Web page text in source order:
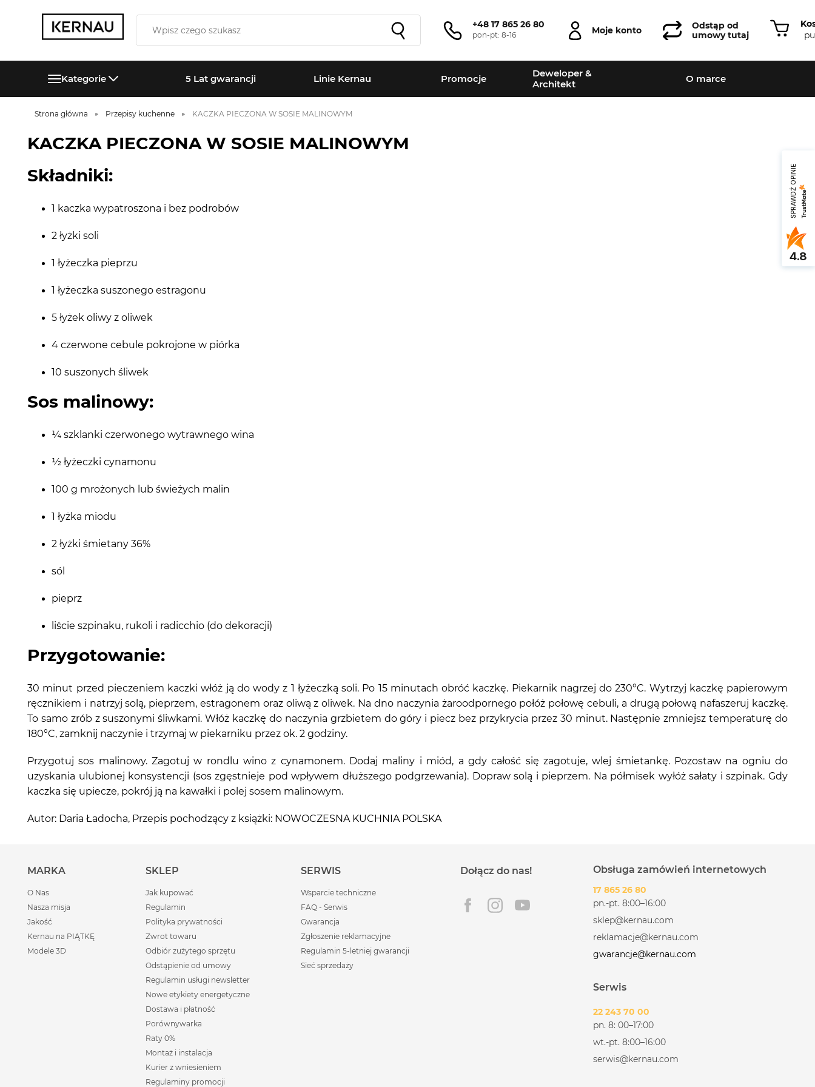
+48 17 865 26 80
pon-pt: 8-16 Moje konto
Odstąp od
umowy tutaj
Kategorie 5 Lat gwarancji Linie Kernau Promocje
Deweloper &
Architekt
O marce
Strona główna Przepisy kuchenne KACZKA PIECZONA W SOSIE MALINOWYM
KACZKA PIECZONA W SOSIE MALINOWYM
Składniki:
1 kaczka wypatroszona i bez podrobów
2 łyżki soli
1 łyżeczka pieprzu
1 łyżeczka suszonego estragonu
5 łyżek oliwy z oliwek
4 czerwone cebule pokrojone w piórka
10 suszonych śliwek
Sos malinowy:
¼ szklanki czerwonego wytrawnego wina
½ łyżeczki cynamonu
100 g mrożonych lub świeżych malin
1 łyżka miodu
2 łyżki śmietany 36%
sól
pieprz
liście szpinaku, rukoli i radicchio (do dekoracji)
Przygotowanie:
30 minut przed pieczeniem kaczki włóż ją do wody z 1 łyżeczką soli. Po 15 minutach obróć kaczkę. Piekarnik nagrzej do 230°C. Wytrzyj kaczkę papierowym
ręcznikiem i natrzyj solą, pieprzem, estragonem oraz oliwą z oliwek. Na dno naczynia żaroodpornego połóż połowę cebuli, a drugą połową nafaszeruj kaczkę.
To samo zrób z suszonymi śliwkami. Włóż kaczkę do naczynia grzbietem do góry i piecz bez przykrycia przez 30 minut. Następnie zmniejsz temperaturę do
180°C, zamknij naczynie i trzymaj w piekarniku przez ok. 2 godziny.
Przygotuj sos malinowy. Zagotuj w rondlu wino z cynamonem. Dodaj maliny i miód, a gdy całość się zagotuje, wlej śmietankę. Pozostaw na ogniu do
uzyskania ulubionej konsystencji (sos zgęstnieje pod wpływem dłuższego podgrzewania). Dopraw solą i pieprzem. Na półmisek wyłóż sałaty i szpinak. Gdy
kaczka się upiecze, pokrój ją na kawałki i polej sosem malinowym.
Autor: Daria Ładocha, Przepis pochodzący z książki: NOWOCZESNA KUCHNIA POLSKA
MARKA
O Nas
Nasza misja
Jakość
Kernau na PIĄTKĘ
Modele 3D
SKLEP
Jak kupować
Regulamin
Polityka prywatności
Zwrot towaru
Odbiór zużytego sprzętu
Odstąpienie od umowy
Regulamin usługi newsletter
Nowe etykiety energetyczne
Dostawa i płatność
Porównywarka
Raty 0%
Montaż i instalacja
Kurier z wniesieniem
Regulaminy promocji
SERWIS
Wsparcie techniczne
FAQ - Serwis
Gwarancja
Zgłoszenie reklamacyjne
Regulamin 5-letniej gwarancji
Sieć sprzedaży
Dołącz do nas! Obsługa zamówień internetowych
17 865 26 80
pn.-pt. 8:00–16:00
sklep@kernau.com
reklamacje@kernau.com
gwarancje@kernau.com
Serwis
22 243 70 00
pn. 8: 00–17:00
wt.-pt. 8:00–16:00
serwis@kernau.com
SPRAWDŹ OPINIE
4.8